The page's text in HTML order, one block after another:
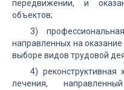
передвижении, и
объектов;
3)
направленных на
выборе видов трудовой
4) реконструктивная
лечения,